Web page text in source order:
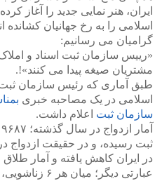
ایران، هنر نمایی جدید را آغاز
اسلامی را به رخ جهانیان
گرامیان می رسانیم:
«رییس سازمان ثبت اسناد و
مشتریان صیغه پیدا می کنند»!.
طبق آماری که رئیس سازمان
اسلامی در یک مصاحبه خبری
سازمان ثبت اعلام داشت.
ثبت رسیده، و در حقیقت
عبارتی دیگر؛